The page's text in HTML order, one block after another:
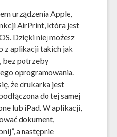
urządzenia Apple,
AirPrint, która jest
Dzięki niej możesz
z aplikacji takich jak
bez potrzeby
oprogramowania.
że drukarka jest
do tej samej
lub iPad. W aplikacji,
dokument,
a następnie